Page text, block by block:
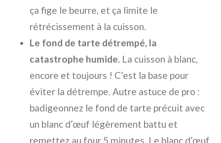
ça fige le beurre, et ça limite le
rétrécissement à la cuisson.
Le fond de tarte détrempé, la
catastrophe humide. La cuisson à blanc,
encore et toujours ! C’est la base pour
éviter la détrempe. Autre astuce de pro :
badigeonnez le fond de tarte précuit avec
un blanc d’œuf légèrement battu et
remettez au four 5 minutes. Le blanc d’œuf